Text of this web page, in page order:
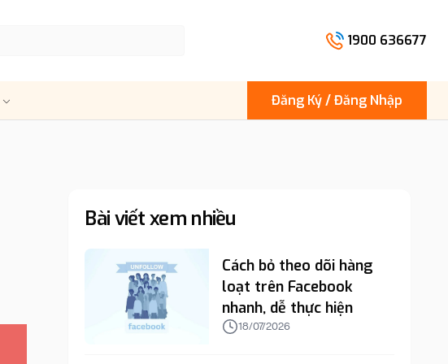
1900 636677
Đăng Ký / Đăng Nhập
Bài viết xem nhiều
Cách bỏ theo dõi hàng
loạt trên Facebook
nhanh, dễ thực hiện
18/07/2026